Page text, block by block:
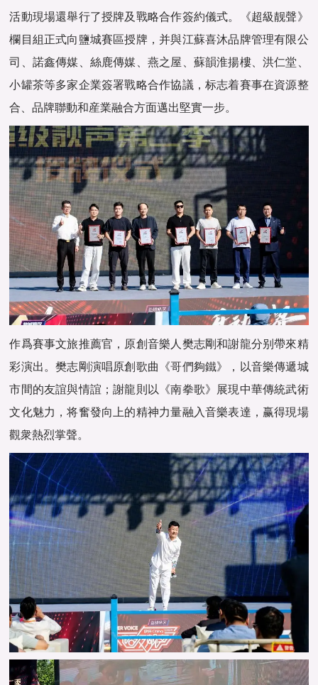
活動現場還舉行了授牌及戰略合作簽約儀式。《超級靓聲》
欄目組正式向鹽城賽區授牌，并與江蘇喜沐品牌管理有限公
司、諾鑫傳媒、絲鹿傳媒、燕之屋、蘇韻淮揚樓、洪仁堂、
小罐茶等多家企業簽署戰略合作協議，标志着賽事在資源整
合、品牌聯動和産業融合方面邁出堅實一步。
作爲賽事文旅推薦官，原創音樂人樊志剛和謝龍分别帶來精
彩演出。樊志剛演唱原創歌曲《哥們夠鐵》，以音樂傳遞城
市間的友誼與情誼；謝龍則以《南拳歌》展現中華傳統武術
文化魅力，将奮發向上的精神力量融入音樂表達，赢得現場
觀衆熱烈掌聲。